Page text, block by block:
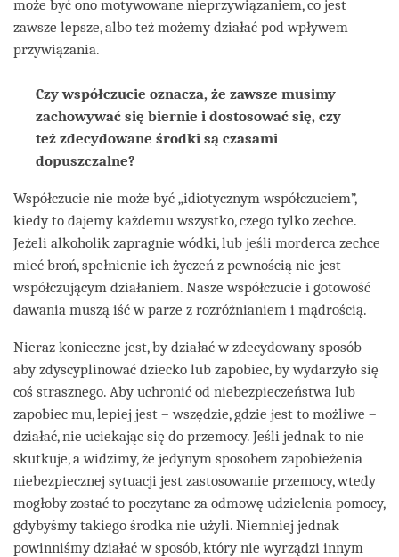
może być ono motywowane nieprzywiązaniem, co jest
zawsze lepsze, albo też możemy działać pod wpływem
przywiązania.
Czy współczucie oznacza, że zawsze musimy
zachowywać się biernie i dostosować się, czy
też zdecydowane środki są czasami
dopuszczalne?
Współczucie nie może być „idiotycznym współczuciem”,
kiedy to dajemy każdemu wszystko, czego tylko zechce.
Jeżeli alkoholik zapragnie wódki, lub jeśli morderca zechce
mieć broń, spełnienie ich życzeń z pewnością nie jest
współczującym działaniem. Nasze współczucie i gotowość
dawania muszą iść w parze z rozróżnianiem i mądrością.
Nieraz konieczne jest, by działać w zdecydowany sposób –
aby zdyscyplinować dziecko lub zapobiec, by wydarzyło się
coś strasznego. Aby uchronić od niebezpieczeństwa lub
zapobiec mu, lepiej jest – wszędzie, gdzie jest to możliwe –
działać, nie uciekając się do przemocy. Jeśli jednak to nie
skutkuje, a widzimy, że jedynym sposobem zapobieżenia
niebezpiecznej sytuacji jest zastosowanie przemocy, wtedy
mogłoby zostać to poczytane za odmowę udzielenia pomocy,
gdybyśmy takiego środka nie użyli. Niemniej jednak
powinniśmy działać w sposób, który nie wyrządzi innym